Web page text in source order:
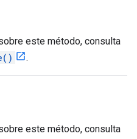
este método, consulta
.
este método, consulta